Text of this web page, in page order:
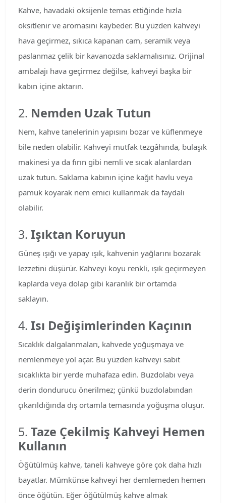
Kahve, havadaki oksijenle temas ettiğinde hızla
oksitlenir ve aromasını kaybeder. Bu yüzden kahveyi
hava geçirmez, sıkıca kapanan cam, seramik veya
paslanmaz çelik bir kavanozda saklamalısınız. Orijinal
ambalajı hava geçirmez değilse, kahveyi başka bir
kabın içine aktarın.
2. Nemden Uzak Tutun
Nem, kahve tanelerinin yapısını bozar ve küflenmeye
bile neden olabilir. Kahveyi mutfak tezgâhında, bulaşık
makinesi ya da fırın gibi nemli ve sıcak alanlardan
uzak tutun. Saklama kabının içine kağıt havlu veya
pamuk koyarak nem emici kullanmak da faydalı
olabilir.
3. Işıktan Koruyun
Güneş ışığı ve yapay ışık, kahvenin yağlarını bozarak
lezzetini düşürür. Kahveyi koyu renkli, ışık geçirmeyen
kaplarda veya dolap gibi karanlık bir ortamda
saklayın.
4. Isı Değişimlerinden Kaçının
Sıcaklık dalgalanmaları, kahvede yoğuşmaya ve
nemlenmeye yol açar. Bu yüzden kahveyi sabit
sıcaklıkta bir yerde muhafaza edin. Buzdolabı veya
derin dondurucu önerilmez; çünkü buzdolabından
çıkarıldığında dış ortamla temasında yoğuşma oluşur.
5. Taze Çekilmiş Kahveyi Hemen
Kullanın
Öğütülmüş kahve, taneli kahveye göre çok daha hızlı
bayatlar. Mümkünse kahveyi her demlemeden hemen
önce öğütün. Eğer öğütülmüş kahve almak